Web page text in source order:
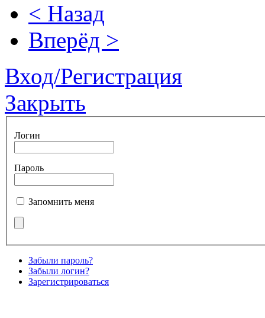
< Назад
Вперёд >
Вход/Регистрация
Закрыть
Логин
Пароль
Запомнить меня
Забыли пароль?
Забыли логин?
Зарегистрироваться